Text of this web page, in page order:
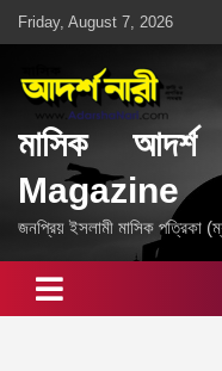
Skip
to
content
Friday, August 7, 2026
মাসিক
Magazine
জনপ্রিয় ইসলামী মাসিক পত্রিকা